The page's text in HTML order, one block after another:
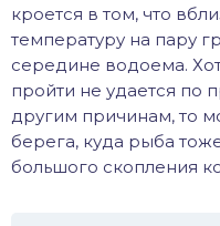
кроется в том, что
температуру на пару
середине водоема.
пройти не удается по
другим причинам, то
берега, куда рыба
большого скопления